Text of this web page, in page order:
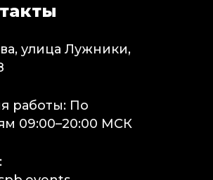
улица Лужники,
работы: По
09:00–20:00 МСК